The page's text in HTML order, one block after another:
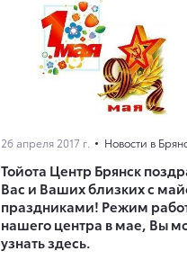
26 апреля 2017 г. Новости в
Тойота Центр Брянск
Вас и Ваших близких с
праздниками! Режим
нашего центра в мае, Вы
узнать здесь.